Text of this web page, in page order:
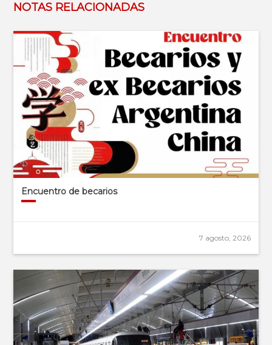
NOTAS RELACIONADAS
Encuentro de becarios
7 agosto, 2026